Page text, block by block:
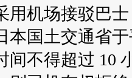
用机场接驳巴
本国土交通省
间不得超过 10